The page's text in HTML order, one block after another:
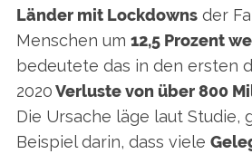
Länder mit Lockdownsder
Menschen um 12,5 Prozent
bedeutete das in den ersten
2020Verluste von über 800
Die Ursache läge laut Studie,
Beispiel darin, dass viele